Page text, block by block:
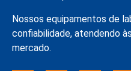
Nossos equipamentos de
confiabilidade, atendendo
mercado.